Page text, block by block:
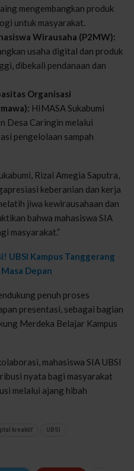
mengembangkan produk
untuk masyarakat.
Wirausaha (P2MW):
usaha digital dan produk
dibekali pendanaan dan
Organisasi
HIMASA Sukabumi
Desa Caringin melalui
pengelolaan sampah
Rizal Amegia Saputra,
keberanian dan kerja
jiwa kewirausahaan dan
bahwa mahasiswa SIA
masyarakat.”
UBSI Kampus Tanggerang
Depan
penuh proses
presentasi, sebagai bagian
Merdeka Belajar Kampus
mahasiswa SIA UBSI
nyata bagi masyarakat
melalui ajang hibah
kreaktif UBSI